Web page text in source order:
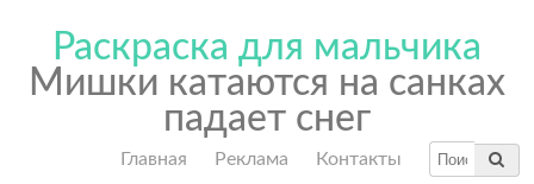
Раскраска для мальчика
Мишки катаются на санках
падает снег
Главная Реклама Контакты